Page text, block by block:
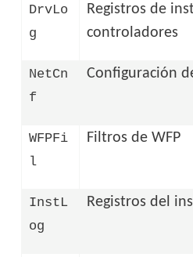
DrvLo
g
Registros de
controladores
NetCn
f
Configuración
WFPFi
l
Filtros de WFP
InstL
og
Registros del